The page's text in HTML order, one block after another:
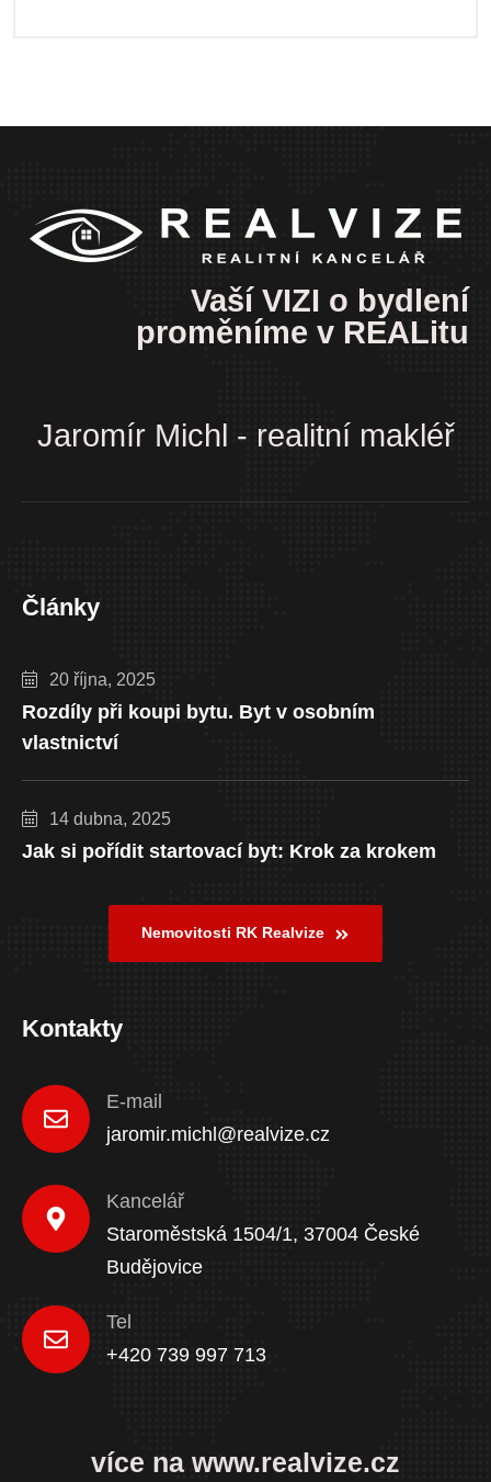
Vaší VIZI o bydlení
proměníme v REALitu
Jaromír Michl - realitní makléř
Články
20 října, 2025
Rozdíly při koupi bytu. Byt v osobním
vlastnictví
14 dubna, 2025
Jak si pořídit startovací byt: Krok za krokem
Nemovitosti RK Realvize
Kontakty
E-mail
jaromir.michl@realvize.cz
Kancelář
Staroměstská 1504/1, 37004 České
Budějovice
Tel
+420 739 997 713
více na www.realvize.cz